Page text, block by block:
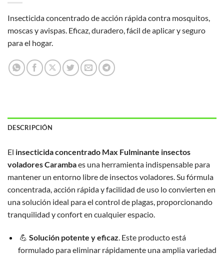
Insecticida concentrado de acción rápida contra mosquitos,
moscas y avispas. Eficaz, duradero, fácil de aplicar y seguro
para el hogar.
DESCRIPCIÓN
El insecticida concentrado Max Fulminante insectos
voladores Carambaes una herramienta indispensable para
mantener un entorno libre de insectos voladores. Su fórmula
concentrada, acción rápida y facilidad de uso lo convierten en
una solución ideal para el control de plagas, proporcionando
tranquilidad y confort en cualquier espacio.
💪 Solución potente y eficaz. Este producto está
formulado para eliminar rápidamente una amplia variedad